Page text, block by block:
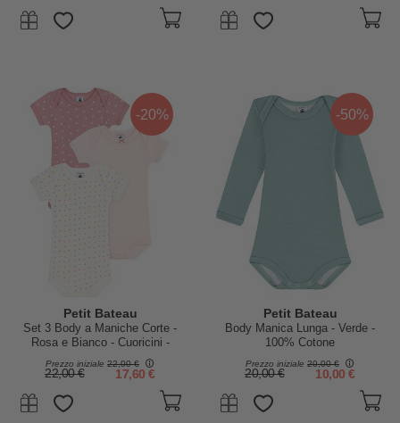
-20%
Petit Bateau
Set 3 Body a Maniche Corte -
Rosa e Bianco - Cuoricini -
Prezzo iniziale 22,00 €
22,00 € 17,60 €
-50%
Petit Bateau
Body Manica Lunga - Verde -
100% Cotone
Prezzo iniziale 20,00 €
20,00 € 10,00 €